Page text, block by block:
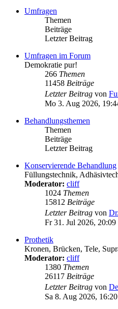
Umfragen
Themen
Beiträge
Letzter Beitrag
Umfragen im Forum
Demokratie pur!
266 Themen
11458 Beiträge
Letzter Beitrag von
Mo 3. Aug 2026,
Behandlungsthemen
Themen
Beiträge
Letzter Beitrag
Konservierende Behandlung
Füllungstechnik,
Moderator: cliff
1024 Themen
15812 Beiträge
Letzter Beitrag von
Fr 31. Jul 2026, 20:09
Prothetik
Kronen, Brücken, Tele,
Moderator: cliff
1380 Themen
26117 Beiträge
Letzter Beitrag von
Sa 8. Aug 2026, 16:20